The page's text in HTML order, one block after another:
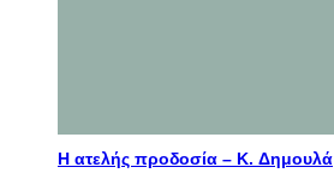
Η ατελής προδοσία – K. Δημουλά